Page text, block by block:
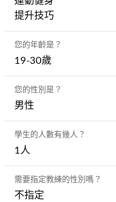
提升技巧
您的年齡是？
19-30歲
您的性別是？
男性
學生的人數有幾人？
1人
需要指定教練的性別嗎？
不指定